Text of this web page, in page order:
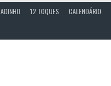
12 TOQUES CALENDÁRIO